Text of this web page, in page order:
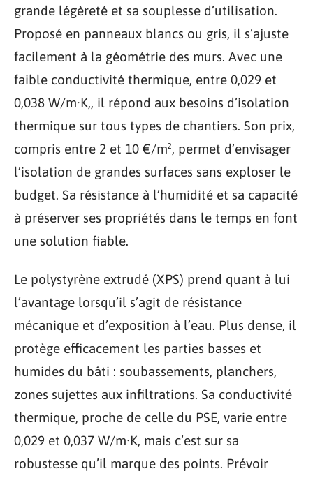
grande légèreté et sa souplesse d’utilisation.
Proposé en panneaux blancs ou gris, il s’ajuste
facilement à la géométrie des murs. Avec une
faible conductivité thermique, entre 0,029 et
0,038 W/m·K,, il répond aux besoins d’isolation
thermique sur tous types de chantiers. Son prix,
compris entre 2 et 10 €/m², permet d’envisager
l’isolation de grandes surfaces sans exploser le
budget. Sa résistance à l’humidité et sa capacité
à préserver ses propriétés dans le temps en font
une solution fiable.
Le polystyrène extrudé (XPS) prend quant à lui
l’avantage lorsqu’il s’agit de résistance
mécanique et d’exposition à l’eau. Plus dense, il
protège efficacement les parties basses et
humides du bâti : soubassements, planchers,
zones sujettes aux infiltrations. Sa conductivité
thermique, proche de celle du PSE, varie entre
0,029 et 0,037 W/m·K, mais c’est sur sa
robustesse qu’il marque des points. Prévoir